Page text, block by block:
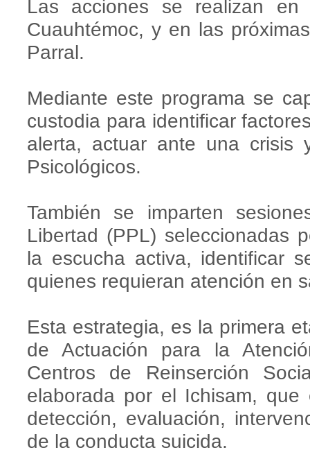
Las acciones se realizan
Cuauhtémoc, y en las
Parral.
Mediante este programa se
custodia para identificar
alerta, actuar ante una crisis
Psicológicos.
También se imparten
Libertad (PPL) seleccionadas
la escucha activa, identificar
quienes requieran atención en
Esta estrategia, es la primera
de Actuación para la
Centros de Reinserción
elaborada por el Ichisam,
detección, evaluación,
de la conducta suicida.